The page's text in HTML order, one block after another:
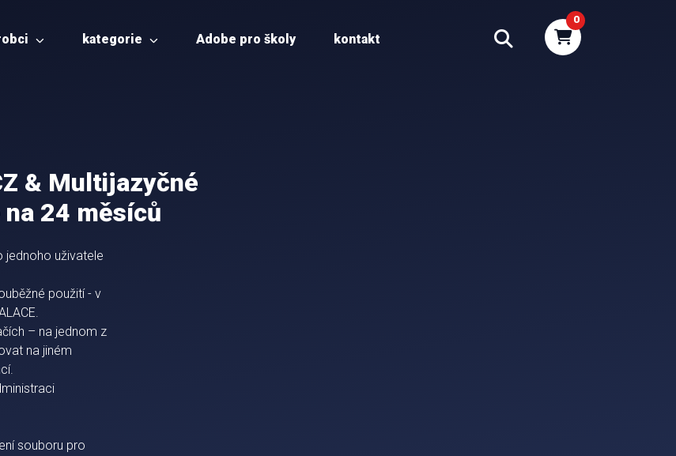
0
kategorie Adobe pro školy kontakt
& Multijazyčné
na 24 měsíců
jednoho uživatele
použití - v
– na jednom z
na jiném
souboru pro